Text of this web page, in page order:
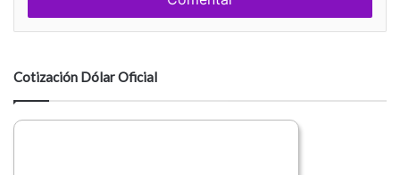
e
n
a
i
o
Cotización Dólar Oficial